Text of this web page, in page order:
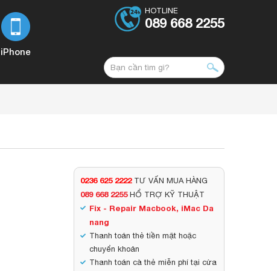
iPhone
HOTLINE
089 668 2255
0236 625 2222 TƯ VẤN MUA HÀNG
089 668 2255HỔ TRỢ KỸ THUẬT
Fix - Repair Macbook, iMac Da
nang
Thanh toán thẻ tiền mặt hoặc
chuyển khoản
Thanh toán cà thẻ miễn phí tại cửa